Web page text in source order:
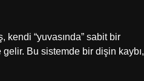
“yuvasında” sabit bir
Bu sistemde bir dişin kaybı,